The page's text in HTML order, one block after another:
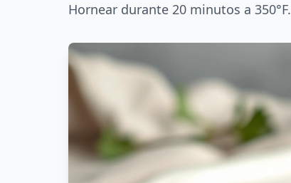
Hornear durante 20 minutos a 350°F.